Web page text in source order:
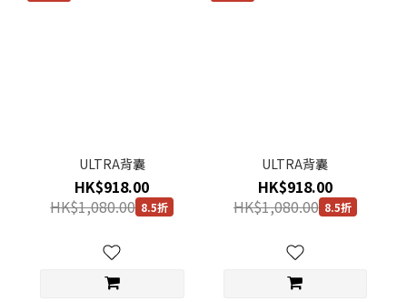
ULTRA背囊
HK$918.00
HK$1,080.00 8.5折
ULTRA背囊
HK$918.00
HK$1,080.00 8.5折